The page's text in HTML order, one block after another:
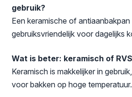
gebruik?
Een keramische of
gebruiksvriendelijk voor dagelijks
Wat is beter: keramisch of
Keramisch is makkelijker in
voor bakken op hoge temperatuur.